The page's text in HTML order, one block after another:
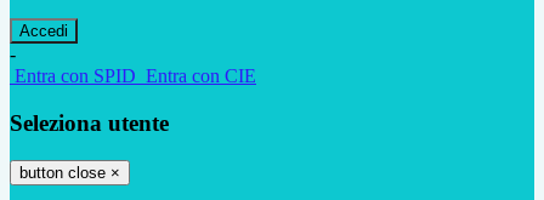
-
Entra con SPID Entra con CIE
Seleziona utente
button close ×